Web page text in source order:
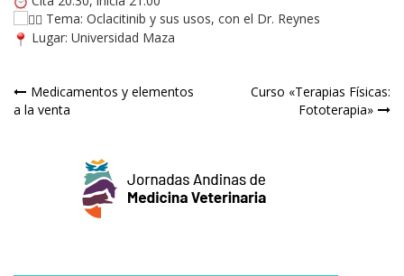
Tema: Oclacitinib y sus usos, con el Dr. Reynes⁣
Lugar: Universidad Maza⁣
Navegación
de
entradas
Medicamentos y elementos
a la venta
Curso «Terapias Físicas:
Fototerapia»